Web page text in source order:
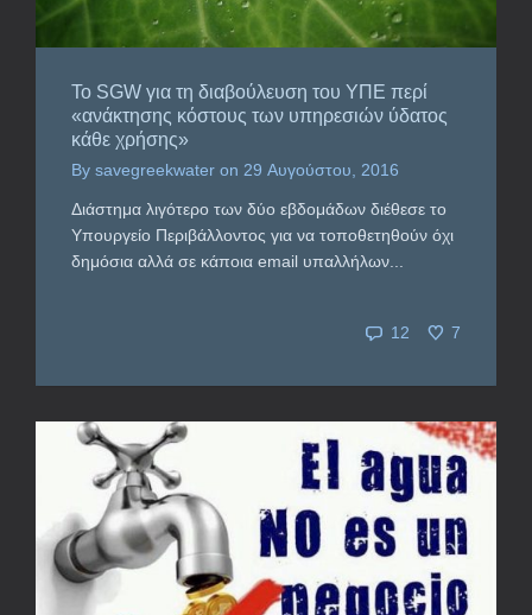
To SGW για τη διαβούλευση του ΥΠΕ περί
«ανάκτησης κόστους των υπηρεσιών ύδατος
κάθε χρήσης»
By savegreekwater on 29 Αυγούστου, 2016
Διάστημα λιγότερο των δύο εβδομάδων διέθεσε το
Υπουργείο Περιβάλλοντος για να τοποθετηθούν όχι
δημόσια αλλά σε κάποια email υπαλλήλων...
12 7